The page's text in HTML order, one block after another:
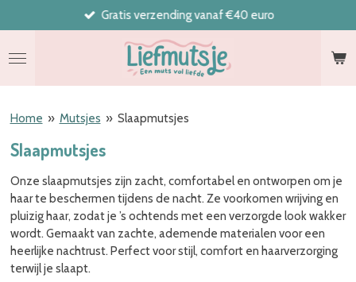
direct
naar
de
hoofdinhoud
Gratis verzending vanaf €40 euro
Home » Mutsjes » Slaapmutsjes
Slaapmutsjes
Onze slaapmutsjes zijn zacht, comfortabel en ontworpen om je
haar te beschermen tijdens de nacht. Ze voorkomen wrijving en
pluizig haar, zodat je ’s ochtends met een verzorgde look wakker
wordt. Gemaakt van zachte, ademende materialen voor een
heerlijke nachtrust. Perfect voor stijl, comfort en haarverzorging
terwijl je slaapt.